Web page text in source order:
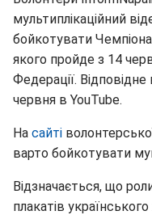
мультиплікаційний
бойкотувати
якого пройде з 14
Федерації.
червня в YouTube.
На сайті
варто бойкотувати
Відзначається, що
плакатів